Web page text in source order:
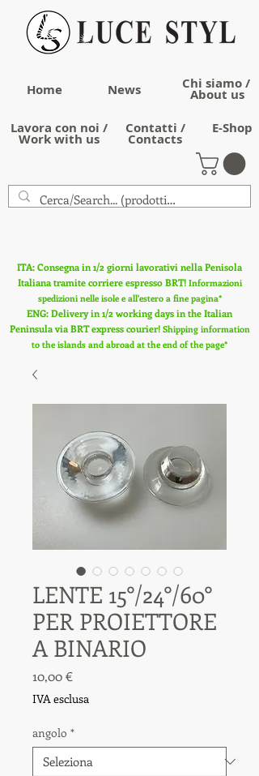
Home News Chi siamo /
About us
Lavora con noi /
Work with us
Contatti /
Contacts
E-Shop
ITA: Consegna in 1/2 giorni lavorativi nella Penisola
Italiana tramite corriere espresso BRT! Informazioni
spedizioni nelle isole e all'estero a fine pagina*
ENG: Delivery in 1/2 working days in the Italian
Peninsula via BRT express courier! Shipping information
to the islands and abroad at the end of the page*
LENTE 15°/24°/60°
PER PROIETTORE
A BINARIO
10,00 €Prezzo
IVA esclusa
angolo *